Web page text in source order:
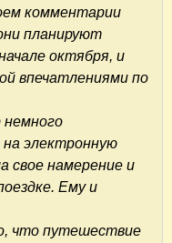
комментарии
планируют
октября, и
впечатлениями по
немного
на электронную
свое намерение и
Ему и
что путешествие